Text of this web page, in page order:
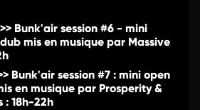
Bunk'air session #6 - mini
mis en musique par Massive
Bunk'air session #7 : mini open
en musique par Prosperity &
: 18h-22h